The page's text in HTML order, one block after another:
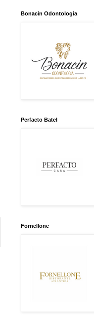
Bonacin Odontologia
Perfacto Batel
Fornellone